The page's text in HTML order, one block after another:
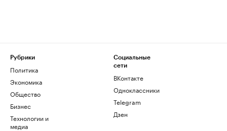
Рубрики
Политика
Экономика
Общество
Бизнес
Технологии и
медиа
Социальные
сети
ВКонтакте
Одноклассники
Telegram
Дзен